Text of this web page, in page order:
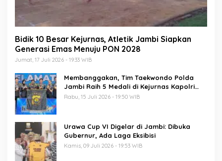
Bidik 10 Besar Kejurnas, Atletik Jambi Siapkan
Generasi Emas Menuju PON 2028
Jumat, 17 Juli 2026 - 19:33 WIB
Membanggakan, Tim Taekwondo Polda
Jambi Raih 5 Medali di Kejurnas Kapolri
Cup 7
Rabu, 15 Juli 2026 - 19:50 WIB
Urawa Cup VI Digelar di Jambi: Dibuka
Gubernur, Ada Laga Eksibisi
Kamis, 09 Juli 2026 - 19:53 WIB